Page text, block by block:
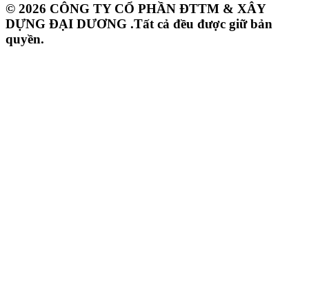
© 2026 CÔNG TY CỔ PHẦN ĐTTM & XÂY
DỰNG ĐẠI DƯƠNG .Tất cả đều được giữ bản
quyền.